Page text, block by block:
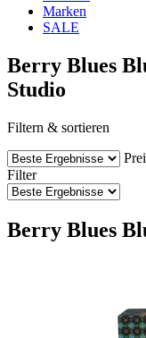
Marken
SALE
Berry Blues
Studio
Filtern & sortieren
Filter
Berry Blues